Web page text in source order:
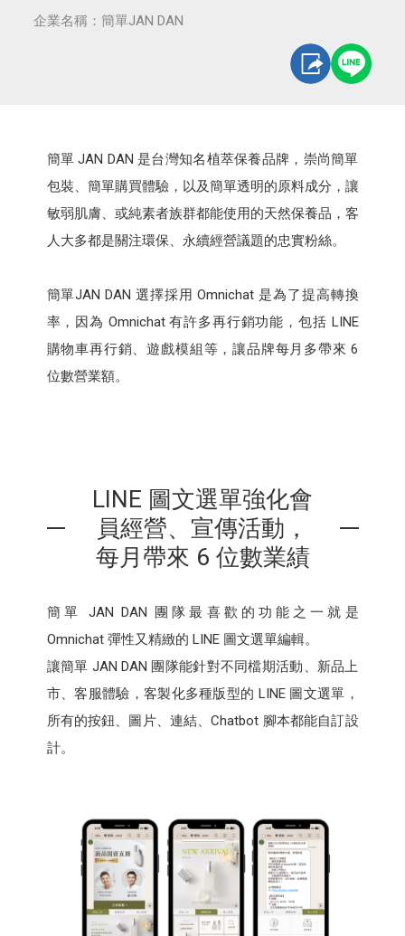
企業名稱：簡單JAN DAN
簡單 JAN DAN 是台灣知名植萃保養品牌，崇尚簡單
包裝、簡單購買體驗，以及簡單透明的原料成分，讓
敏弱肌膚、或純素者族群都能使用的天然保養品，客
人大多都是關注環保、永續經營議題的忠實粉絲。
簡單JAN DAN 選擇採用 Omnichat 是為了提高轉換
率，因為 Omnichat 有許多再行銷功能，包括 LINE
購物車再行銷、遊戲模組等，讓品牌每月多帶來 6
位數營業額。
LINE 圖文選單強化會
員經營、宣傳活動，
每月帶來 6 位數業績
簡單 JAN DAN 團隊最喜歡的功能之一就是
Omnichat 彈性又精緻的 LINE 圖文選單編輯。
讓簡單 JAN DAN 團隊能針對不同檔期活動、新品上
市、客服體驗，客製化多種版型的 LINE 圖文選單，
所有的按鈕、圖片、連結、Chatbot 腳本都能自訂設
計。